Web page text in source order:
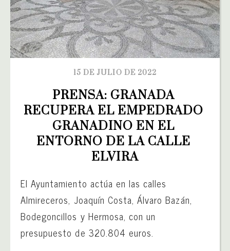
15 DE JULIO DE 2022
PRENSA: GRANADA
RECUPERA EL EMPEDRADO
GRANADINO EN EL
ENTORNO DE LA CALLE
ELVIRA
El Ayuntamiento actúa en las calles
Almireceros, Joaquín Costa, Álvaro Bazán,
Bodegoncillos y Hermosa, con un
presupuesto de 320.804 euros.